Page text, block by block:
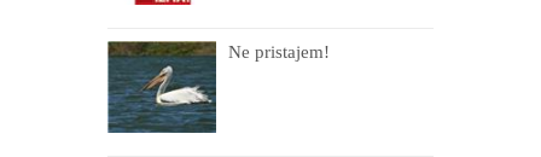
Ne pristajem!